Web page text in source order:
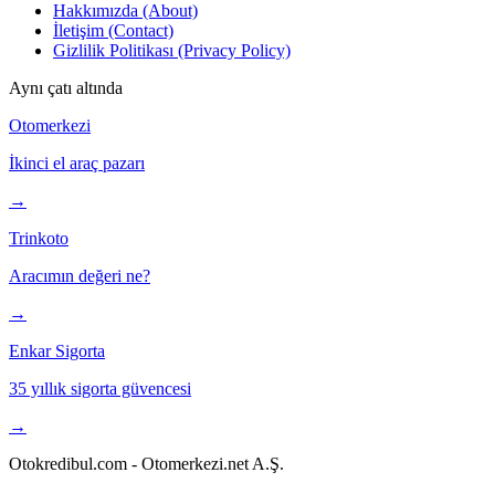
Hakkımızda (About)
İletişim (Contact)
Gizlilik Politikası (Privacy Policy)
Aynı çatı altında
Otomerkezi
İkinci el araç pazarı
→
Trinkoto
Aracımın değeri ne?
→
Enkar Sigorta
35 yıllık sigorta güvencesi
→
Otokredibul.com - Otomerkezi.net A.Ş.